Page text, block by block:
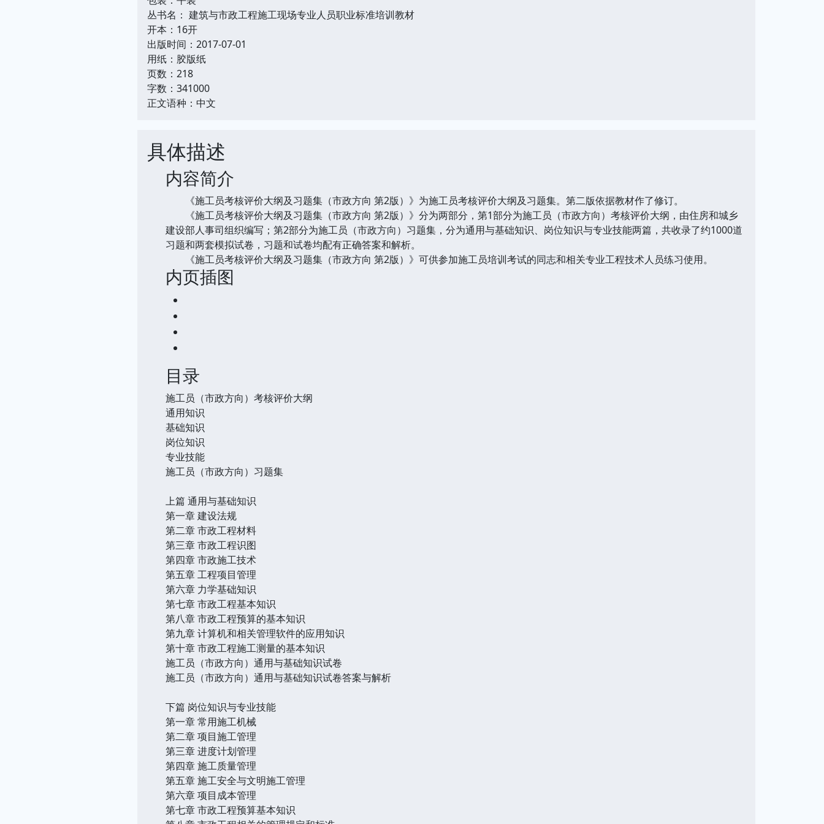
丛书名： 建筑与市政工程施工现场专业人员职业标准培训教材
开本：16开
出版时间：2017-07-01
用纸：胶版纸
页数：218
字数：341000
正文语种：中文
具体描述
内容简介
《施工员考核评价大纲及习题集（市政方向 第2版）》为施工员考核评价大纲及习题集。第二版依据教材作了修订。
《施工员考核评价大纲及习题集（市政方向 第2版）》分为两部分，第1部分为施工员（市政方向）考核评价大纲，由住房和城乡
建设部人事司组织编写；第2部分为施工员（市政方向）习题集，分为通用与基础知识、岗位知识与专业技能两篇，共收录了约1000道
习题和两套模拟试卷，习题和试卷均配有正确答案和解析。
《施工员考核评价大纲及习题集（市政方向 第2版）》可供参加施工员培训考试的同志和相关专业工程技术人员练习使用。
内页插图
目录
施工员（市政方向）考核评价大纲
通用知识
基础知识
岗位知识
专业技能
施工员（市政方向）习题集
上篇 通用与基础知识
第一章 建设法规
第二章 市政工程材料
第三章 市政工程识图
第四章 市政施工技术
第五章 工程项目管理
第六章 力学基础知识
第七章 市政工程基本知识
第八章 市政工程预算的基本知识
第九章 计算机和相关管理软件的应用知识
第十章 市政工程施工测量的基本知识
施工员（市政方向）通用与基础知识试卷
施工员（市政方向）通用与基础知识试卷答案与解析
下篇 岗位知识与专业技能
第一章 常用施工机械
第二章 项目施工管理
第三章 进度计划管理
第四章 施工质量管理
第五章 施工安全与文明施工管理
第六章 项目成本管理
第七章 市政工程预算基本知识